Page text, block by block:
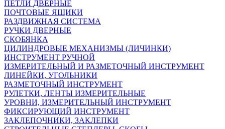
ПЕТЛИ ДВЕРНЫЕ
ПОЧТОВЫЕ ЯЩИКИ
РАЗДВИЖНАЯ СИСТЕМА
РУЧКИ ДВЕРНЫЕ
СКОБЯНКА
ЦИЛИНДРОВЫЕ МЕХАНИЗМЫ (ЛИЧИНКИ)
ИНСТРУМЕНТ РУЧНОЙ
ИЗМЕРИТЕЛЬНЫЙ И РАЗМЕТОЧНЫЙ ИНСТРУМЕНТ
ЛИНЕЙКИ, УГОЛЬНИКИ
РАЗМЕТОЧНЫЙ ИНСТРУМЕНТ
РУЛЕТКИ, ЛЕНТЫ ИЗМЕРИТЕЛЬНЫЕ
УРОВНИ, ИЗМЕРИТЕЛЬНЫЙ ИНСТРУМЕНТ
ФИКСИРУЮЩИЙ ИНСТРУМЕНТ
ЗАКЛЕПОЧНИКИ, ЗАКЛЕПКИ